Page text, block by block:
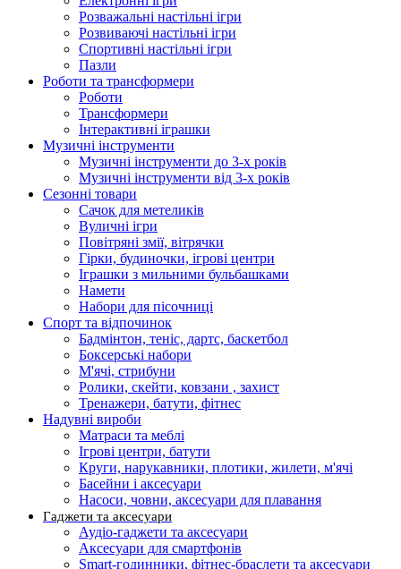
Розважальні настільні ігри
Розвиваючі настільні ігри
Спортивні настільні ігри
Пазли
Роботи та трансформери
Роботи
Трансформери
Інтерактивні іграшки
Музичні інструменти
Музичні інструменти до 3-х років
Музичні інструменти від 3-х років
Сезонні товари
Сачок для метеликів
Вуличні ігри
Повітряні змії, вітрячки
Гірки, будиночки, ігрові центри
Іграшки з мильними бульбашками
Намети
Набори для пісочниці
Спорт та відпочинок
Бадмінтон, теніс, дартс, баскетбол
Боксерські набори
М'ячі, стрибуни
Ролики, скейти, ковзани , захист
Тренажери, батути, фітнес
Надувні вироби
Матраси та меблі
Ігрові центри, батути
Круги, нарукавники, плотики, жилети, м'ячі
Басейни і аксесуари
Насоси, човни, аксесуари для плавання
Гаджети та аксесуари
Аудіо-гаджети та аксесуари
Аксесуари для смартфонів
Smart-годинники, фітнес-браслети та аксесуари